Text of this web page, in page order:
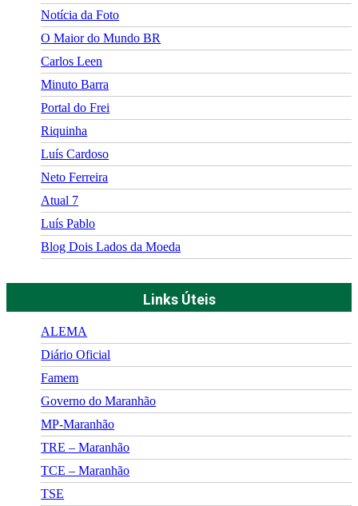
Notícia da Foto
O Maior do Mundo BR
Carlos Leen
Minuto Barra
Portal do Frei
Riquinha
Luís Cardoso
Neto Ferreira
Atual 7
Luís Pablo
Blog Dois Lados da Moeda
Links Úteis
ALEMA
Diário Oficial
Famem
Governo do Maranhão
MP-Maranhão
TRE – Maranhão
TCE – Maranhão
TSE